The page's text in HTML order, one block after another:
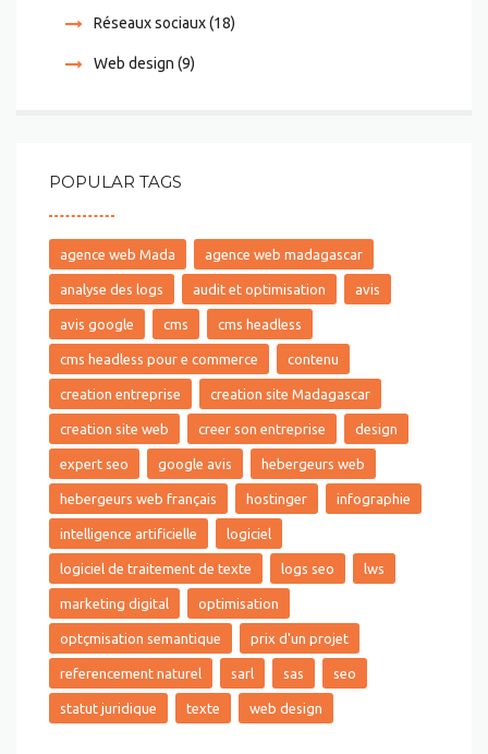
Réseaux sociaux(18)
Web design (9)
POPULAR TAGS
agence web Mada agence web madagascar
analyse des logs audit et optimisation avis
avis google cms cms headless
cms headless pour e commerce contenu
creation entreprise creation site Madagascar
creation site web creer son entreprise design
expert seo google avis hebergeurs web
hebergeurs web français hostinger infographie
intelligence artificielle logiciel
logiciel de traitement de texte logs seo lws
marketing digital optimisation
optçmisation semantique prix d'un projet
referencement naturel sarl sas seo
statut juridique texte web design